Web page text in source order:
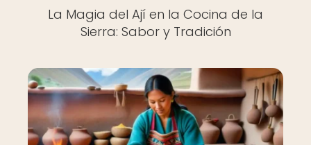
La Magia del Ají en la Cocina de la
Sierra: Sabor y Tradición